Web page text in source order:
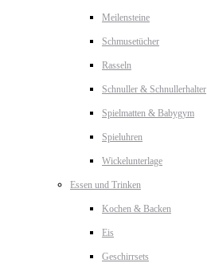
Meilensteine
Schmusetücher
Rasseln
Schnuller & Schnullerhalter
Spielmatten & Babygym
Spieluhren
Wickelunterlage
Essen und Trinken
Kochen & Backen
Eis
Geschirrsets